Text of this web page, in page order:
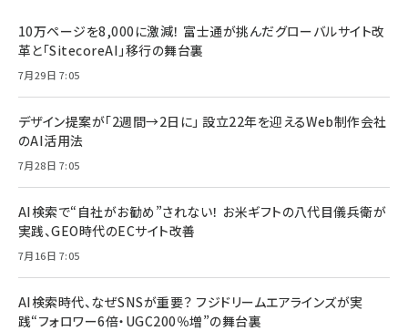
10万ページを8,000に激減！ 富士通が挑んだグローバルサイト改
革と「SitecoreAI」移行の舞台裏
7月29日 7:05
デザイン提案が「2週間→2日に」 設立22年を迎えるWeb制作会社
のAI活用法
7月28日 7:05
AI検索で“自社がお勧め”されない！ お米ギフトの八代目儀兵衛が
実践、GEO時代のECサイト改善
7月16日 7:05
AI検索時代、なぜSNSが重要？ フジドリームエアラインズが実
践“フォロワー6倍・UGC200％増”の舞台裏